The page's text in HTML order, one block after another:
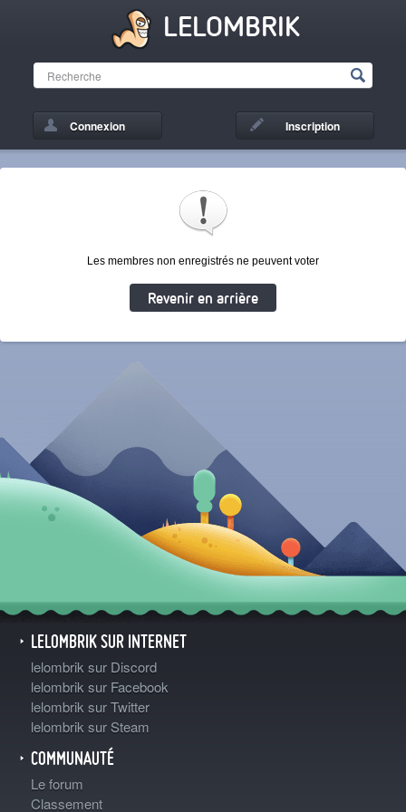
LELOMBRIK
Connexion Inscription
Les membres non enregistrés ne peuvent voter
Revenir en arrière
LELOMBRIK SUR INTERNET
lelombrik sur Discord
lelombrik sur Facebook
lelombrik sur Twitter
lelombrik sur Steam
COMMUNAUTÉ
Le forum
Classement